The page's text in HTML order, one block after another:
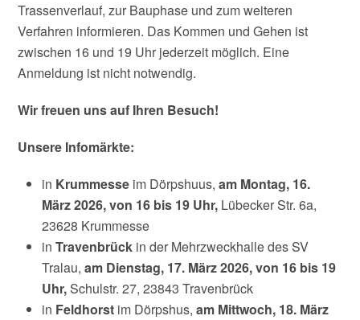
Trassenverlauf, zur Bauphase und zum weiteren
Verfahren informieren. Das Kommen und Gehen ist
zwischen 16 und 19 Uhr jederzeit möglich. Eine
Anmeldung ist nicht notwendig.
Wir freuen uns auf Ihren Besuch!
Unsere Infomärkte:
in Krummesse im Dörpshuus,am Montag, 16.
März 2026, von 16 bis 19 Uhr, Lübecker Str. 6a,
23628 Krummesse
inTravenbrück in der Mehrzweckhalle des SV
Tralau,am Dienstag, 17. März 2026, von 16 bis 19
Uhr,Schulstr. 27, 23843 Travenbrück
in Feldhorst im Dörpshus,am Mittwoch, 18. März